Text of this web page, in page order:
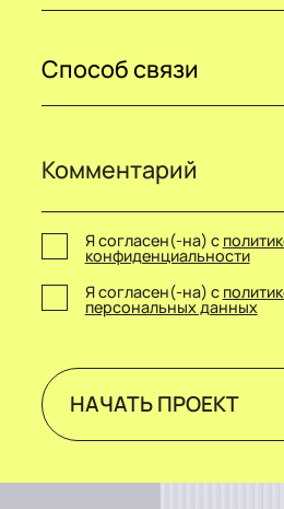
Способ связи
Я согласен(-на) с
конфиденциальности
Я согласен(-на) с
персональных данных
НАЧАТЬ ПРОЕКТ